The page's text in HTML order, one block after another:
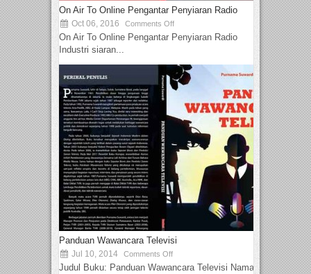
On Air To Online Pengantar Penyiaran Radio
Oct 06, 2016 Comments Off
On Air To Online Pengantar Penyiaran Radio
Industri siaran...
Panduan Wawancara Televisi
Jul 10, 2014 Comments Off
Judul Buku: Panduan Wawancara Televisi Nama